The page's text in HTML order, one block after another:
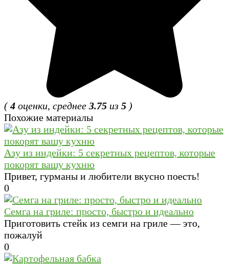
(4 оценки, среднее 3.75 из 5 )
Похожие материалы
Азу из индейки: 5 секретных рецептов, которые
покорят вашу кухню
Привет, гурманы и любители вкусно поесть!
0
Семга на гриле: просто, быстро и идеально
Приготовить стейк из семги на гриле — это,
пожалуй
0